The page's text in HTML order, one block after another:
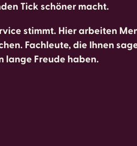
Tick schöner macht.
stimmt. Hier arbeiten
Fachleute, die Ihnen
lange Freude haben.